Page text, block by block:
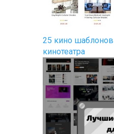
25 кино шаблонов
кинотеатра